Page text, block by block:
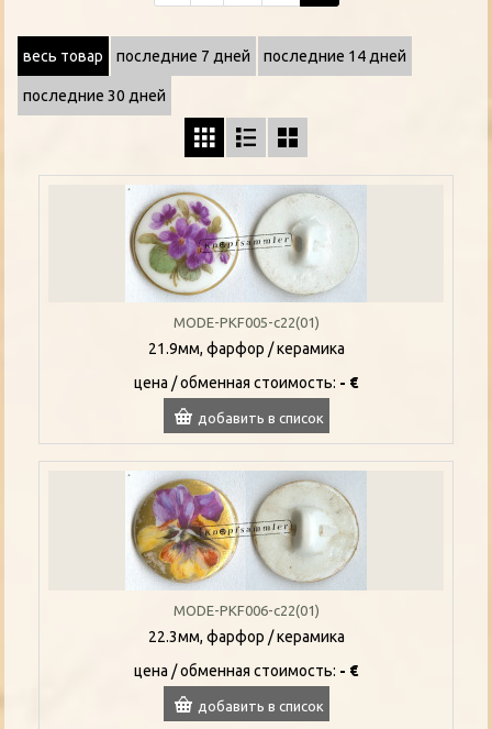
весь товар последние 7 дней последние 14 дней
последние 30 дней
  
MODE-PKF005-c22(01)
21.9мм, фарфор / керамика
цена / oбменная стоимость: - €
добавить в список
MODE-PKF006-c22(01)
22.3мм, фарфор / керамика
цена / oбменная стоимость: - €
добавить в список